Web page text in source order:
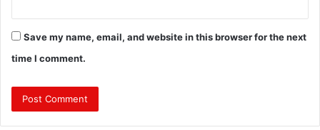
Save my name, email, and website in this browser for the next
time I comment.